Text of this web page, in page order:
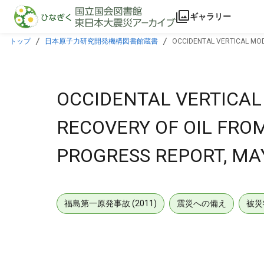
本文に飛ぶ
ギャラリー
トップ 日本原子力研究開発機構図書館蔵書 OCCIDENTAL VERTICAL
OCCIDENTAL
RECOVERY OF OIL
PROGRESS REPORT,
福島第一原発事故 (2011) 震災への備え 被災